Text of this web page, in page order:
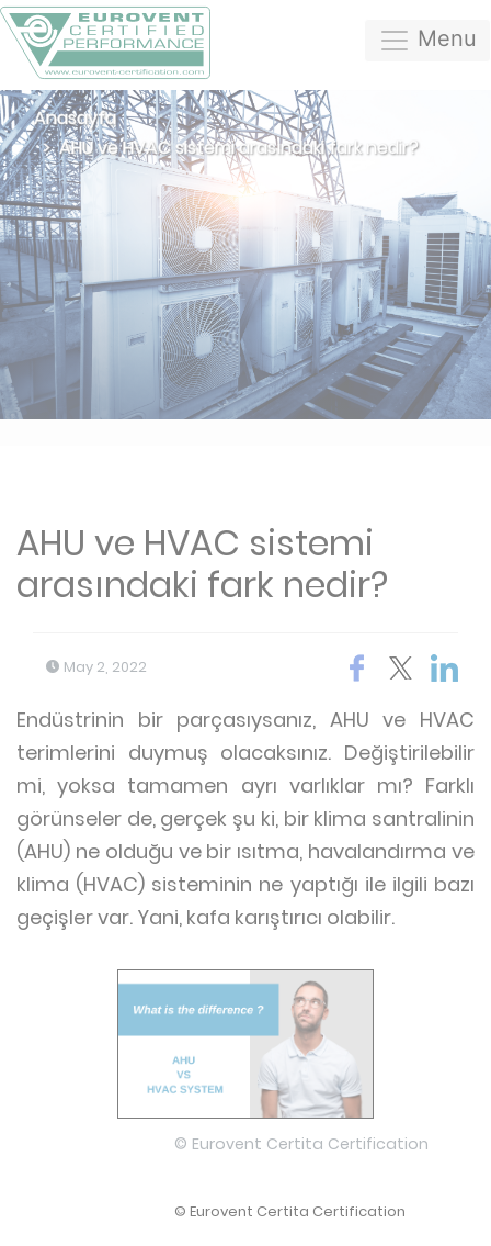
Menu
Anasayfa
AHU ve HVAC sistemi arasındaki fark nedir?
AHU ve HVAC sistemi
arasındaki fark nedir?
May 2, 2022
Endüstrinin bir parçasıysanız, AHU ve HVAC
terimlerini duymuş olacaksınız. Değiştirilebilir
mi, yoksa tamamen ayrı varlıklar mı? Farklı
görünseler de, gerçek şu ki, bir klima santralinin
(AHU) ne olduğu ve bir ısıtma, havalandırma ve
klima (HVAC) sisteminin ne yaptığı ile ilgili bazı
geçişler var. Yani, kafa karıştırıcı olabilir.
© Eurovent Certita Certification
© Eurovent Certita Certification